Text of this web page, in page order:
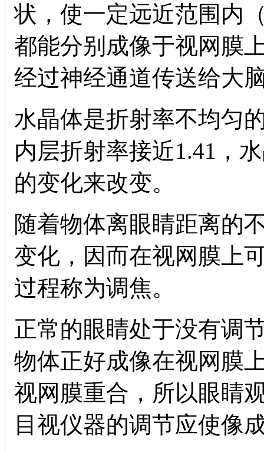
状，使一定远近范围内
都能分别成像于视网膜
经过神经通道传送给大
水晶体是折射率不均匀
内层折射率接近1.41 ，
的变化来改变。
随着物体离眼睛距离的
变化，因而在视网膜上
过程称为调焦。
正常的眼睛处于没有调
物体正好成像在视网膜
视网膜重合，所以眼睛
目视仪器的调节应使像